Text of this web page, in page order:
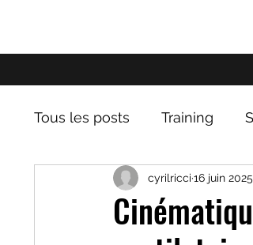
Tous les posts Training
les matières grasses
cyrilricci 16 juin 2025